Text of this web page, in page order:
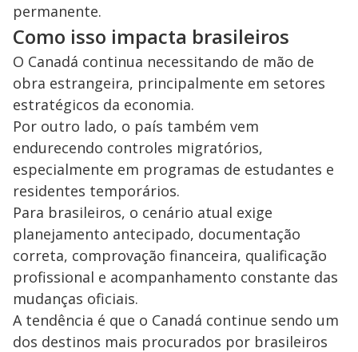
permanente.
Como isso impacta brasileiros
O Canadá continua necessitando de mão de
obra estrangeira, principalmente em setores
estratégicos da economia.
Por outro lado, o país também vem
endurecendo controles migratórios,
especialmente em programas de estudantes e
residentes temporários.
Para brasileiros, o cenário atual exige
planejamento antecipado, documentação
correta, comprovação financeira, qualificação
profissional e acompanhamento constante das
mudanças oficiais.
A tendência é que o Canadá continue sendo um
dos destinos mais procurados por brasileiros